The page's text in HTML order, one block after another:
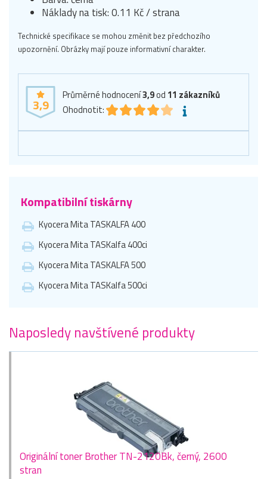
Náklady na tisk: 0.11 Kč / strana
Technické specifikace se mohou změnit bez předchozího
upozornění. Obrázky mají pouze informativní charakter.
3,9
Průměrné hodnocení3,9od 11 zákazníků
Ohodnotit:
Kompatibilní tiskárny
Kyocera Mita TASKALFA 400
Kyocera Mita TASKalfa 400ci
Kyocera Mita TASKALFA 500
Kyocera Mita TASKalfa 500ci
Naposledy navštívené produkty
Originální toner Brother TN-2120Bk, černý, 2600
stran